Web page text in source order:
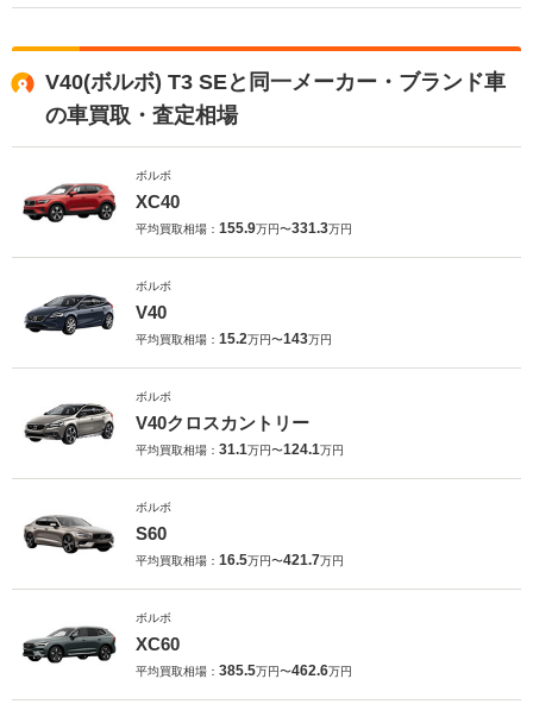
V40(ボルボ) T3 SEと同一メーカー・ブランド車
の車買取・査定相場
ボルボ
XC40
平均買取相場： 155.9万円〜331.3万円
ボルボ
V40
平均買取相場： 15.2万円〜143万円
ボルボ
V40クロスカントリー
平均買取相場： 31.1万円〜124.1万円
ボルボ
S60
平均買取相場： 16.5万円〜421.7万円
ボルボ
XC60
平均買取相場： 385.5万円〜462.6万円